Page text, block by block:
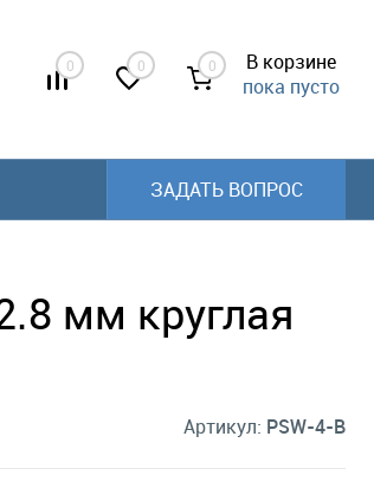
0 0 0
В корзине
пока пусто
ЗАДАТЬ ВОПРОС
мм круглая
Артикул: PSW-4-B